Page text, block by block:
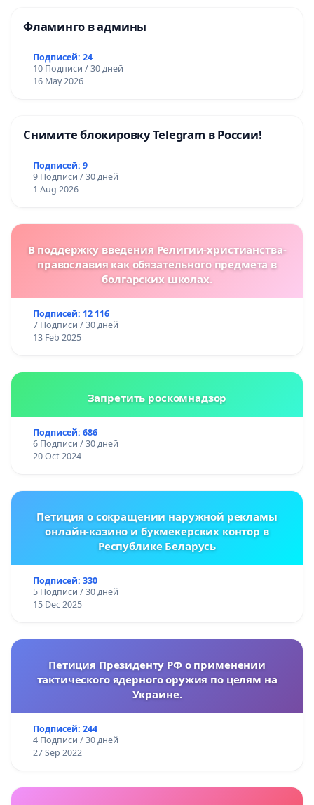
Фламинго в админы
Подписей: 24
10 Подписи / 30 дней
16 May 2026
Снимите блокировку Telegram в России!
Подписей: 9
9 Подписи / 30 дней
1 Aug 2026
В поддержку введения Религии-христианства-
православия как обязательного предмета в
болгарских школах.
Подписей: 12 116
7 Подписи / 30 дней
13 Feb 2025
Запретить роскомнадзор
Подписей: 686
6 Подписи / 30 дней
20 Oct 2024
Петиция о сокращении наружной рекламы
онлайн-казино и букмекерских контор в
Республике Беларусь
Подписей: 330
5 Подписи / 30 дней
15 Dec 2025
Петиция Президенту РФ о применении
тактического ядерного оружия по целям на
Украине.
Подписей: 244
4 Подписи / 30 дней
27 Sep 2022